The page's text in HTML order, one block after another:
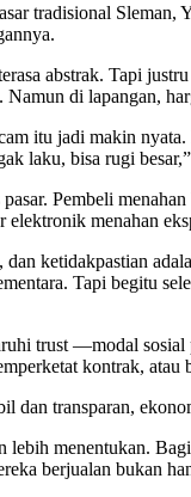
tradisional Sleman,
abstrak. Tapi
di lapangan,
itu jadi makin
laku, bisa rugi
Pembeli
menahan
ketidakpastian
Tapi begitu
trust —modal sosial
kontrak, atau
dan transparan,
menentukan.
berjualan bukan